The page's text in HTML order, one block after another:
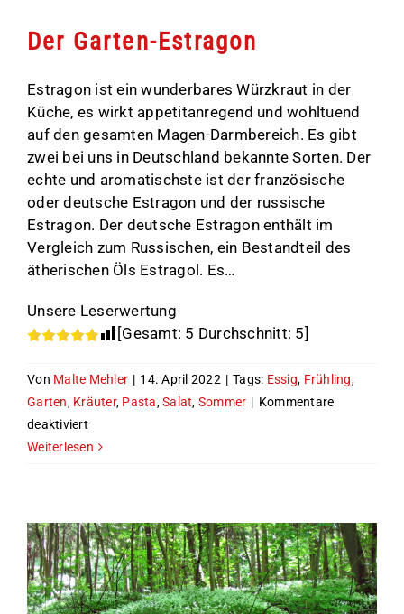
Der Garten-Estragon
Estragon ist ein wunderbares Würzkraut in der
Küche, es wirkt appetitanregend und wohltuend
auf den gesamten Magen-Darmbereich. Es gibt
zwei bei uns in Deutschland bekannte Sorten. Der
echte und aromatischste ist der französische
oder deutsche Estragon und der russische
Estragon. Der deutsche Estragon enthält im
Vergleich zum Russischen, ein Bestandteil des
ätherischen Öls Estragol. Es…
Unsere Leserwertung
[Gesamt: 5 Durchschnitt: 5]
Von Malte Mehler | 14. April 2022 | Tags: Essig, Frühling,
Garten, Kräuter, Pasta,Salat, Sommer | Kommentare
deaktiviertfür
Der
Weiterlesen